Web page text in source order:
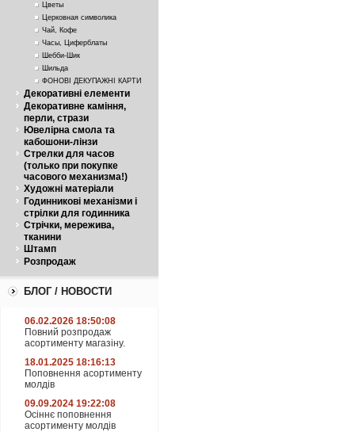
Цветы
Церковная символика
Чай, Кофе
Часы, Циферблаты
Шебби-Шик
Шильда
ФОНОВІ ДЕКУПАЖНІ КАРТИ
Декоративні елементи
Декоративне каміння,
перли, стрази
Ювелірна смола та
кабошони-лінзи
Стрелки для часов
(только при покупке
часового механизма!)
Художні матеріали
Годинникові механізми і
стрілки для годинника
Стрічки, мережива,
тканини
Штамп
Розпродаж
БЛОГ / НОВОСТИ
06.02.2026 18:50:08
Повний розпродаж
асортименту магазіну.
18.01.2025 18:16:13
Поповнення асортименту
молдів
09.09.2024 19:22:08
Осіннє поповнення
асортименту молдів